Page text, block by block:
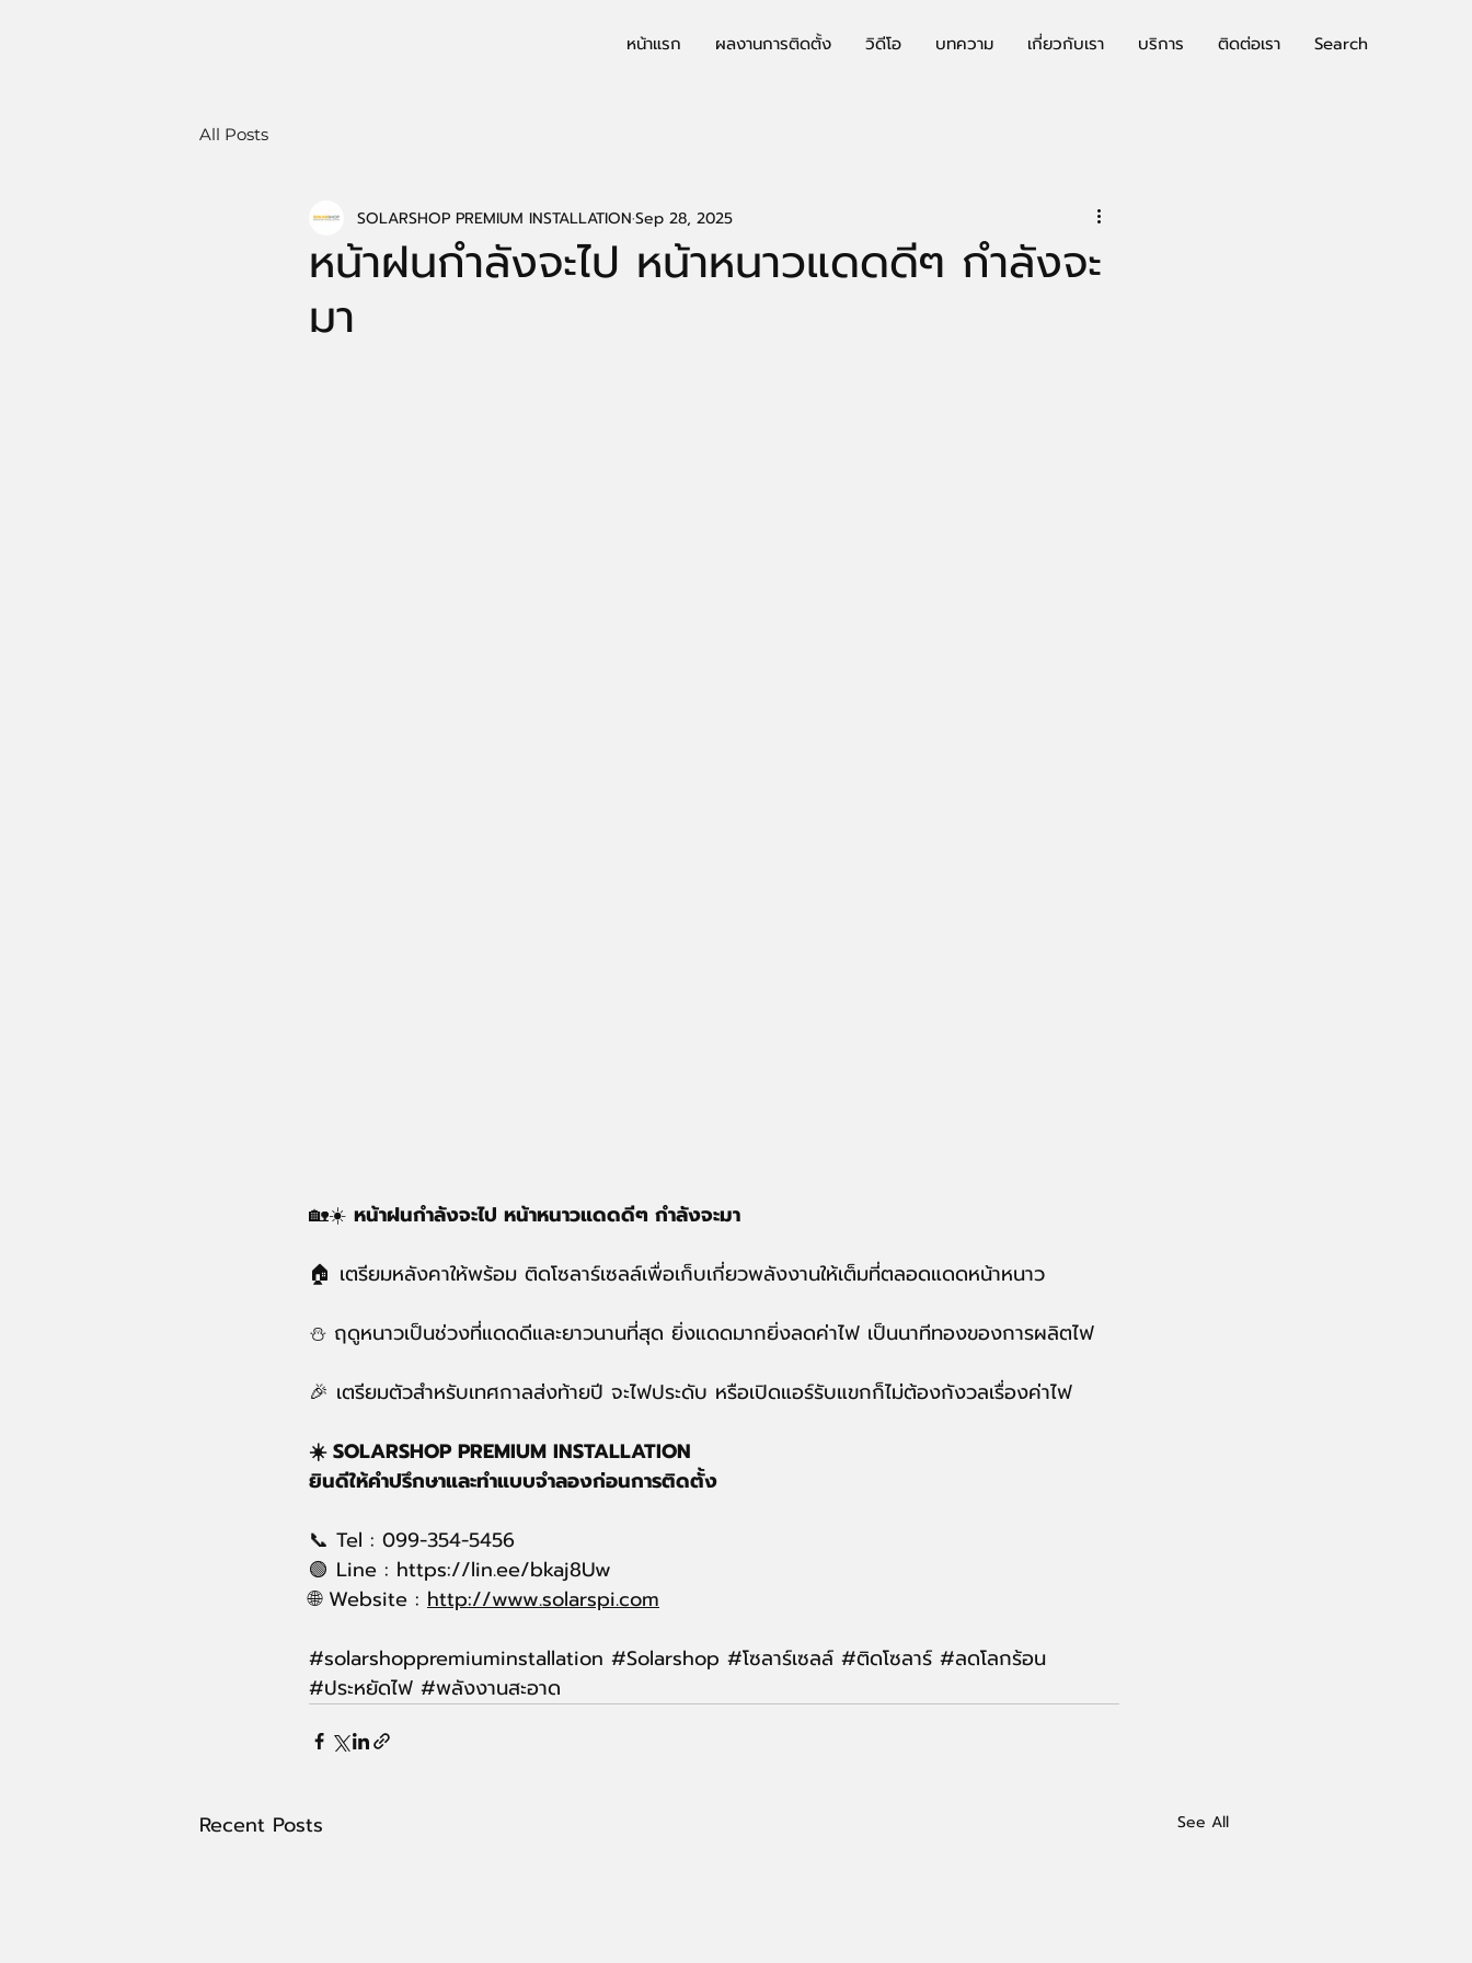
หน้าแรก ผลงานการติดตั้ง วิดีโอ บทความ เกี่ยวกับเรา บริการ ติดต่อเรา Search
All Posts
หน้าฝนกำลังจะไป หน้าหนาวแดดดีๆ กำลังจะ
มา
SOLARSHOP PREMIUM INSTALLATIONSep 28, 2025
🏡☀️ หน้าฝนกำลังจะไป หน้าหนาวแดดดีๆ กำลังจะมา
🏠 เตรียมหลังคาให้พร้อม ติดโซลาร์เซลล์เพื่อเก็บเกี่ยวพลังงานให้เต็มที่ตลอดแดดหน้าหนาว
⛄️ ฤดูหนาวเป็นช่วงที่แดดดีและยาวนานที่สุด ยิ่งแดดมากยิ่งลดค่าไฟ เป็นนาทีทองของการผลิตไฟ
🎉 เตรียมตัวสำหรับเทศกาลส่งท้ายปี จะไฟประดับ หรือเปิดแอร์รับแขกก็ไม่ต้องกังวลเรื่องค่าไฟ
☀️ SOLARSHOP PREMIUM INSTALLATION
ยินดีให้คำปรึกษาและทำแบบจำลองก่อนการติดตั้ง
📞 Tel : 099-354-5456
🟢 Line : https://lin.ee/bkaj8Uw
🌐 Website : http://www.solarspi.com
#solarshoppremiuminstallation #Solarshop #โซลาร์เซลล์ #ติดโซลาร์ #ลดโลกร้อน
#ประหยัดไฟ #พลังงานสะอาด
Recent Posts See All